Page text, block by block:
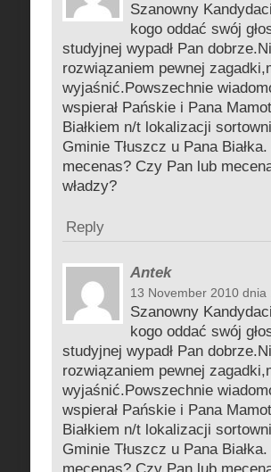
Szanowny
kogo oddać swój
studyjnej wypadł Pan
rozwiązaniem pewnej
wyjaśnić.Powszechnie
wspierał Pańskie i Pana
Białkiem n/t lokalizacji
Gminie Tłuszcz u Pana
mecenas? Czy Pan lub
władzy?
Reply
Antek
13 November 2010 dnia
Szanowny
kogo oddać swój
studyjnej wypadł Pan
rozwiązaniem pewnej
wyjaśnić.Powszechnie
wspierał Pańskie i Pana
Białkiem n/t lokalizacji
Gminie Tłuszcz u Pana